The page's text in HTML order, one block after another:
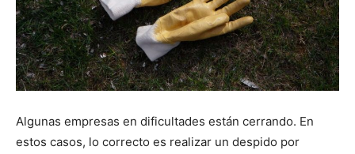
Algunas empresas en dificultades están cerrando. En
estos casos, lo correcto es realizar un despido por